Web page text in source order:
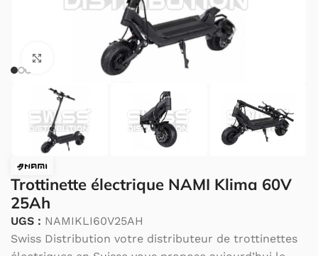
Cliquez pour agrandir.
Trottinette électrique NAMI Klima 60V
25Ah
UGS : NAMIKLI60V25AH
Swiss Distribution votre distributeur de trottinettes